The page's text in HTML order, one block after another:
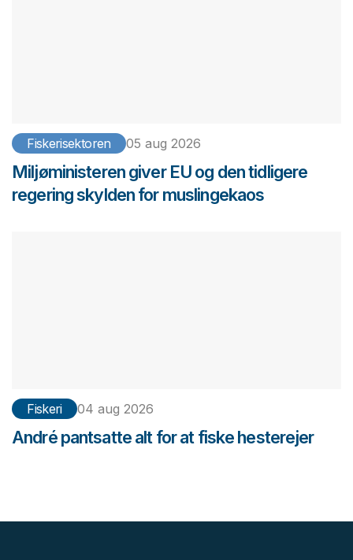
Fiskerisektoren 05 aug 2026
Miljøministeren giver EU og den tidligere
regering skylden for muslingekaos
Fiskeri 04 aug 2026
André pantsatte alt for at fiske hesterejer